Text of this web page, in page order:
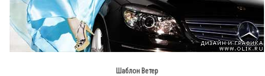
Шаблон Ветер